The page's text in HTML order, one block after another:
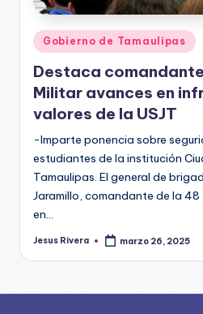
Publicado
en
Gobierno de Tamaulipas
Destaca
Militar avances en
valores de la USJT
-Imparte ponencia sobre
estudiantes de la institución
Tamaulipas. El general de
Jaramillo, comandante de la
en…
Publicado
Jesus Rivera marzo 26, 2025